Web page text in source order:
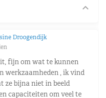
Droogendijk
fijn om wat te kunnen
werkzaamheden , ik vind
ze bijna niet in beeld
capaciteiten om veel te